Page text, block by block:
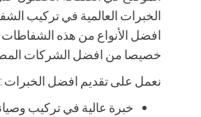
الخبرات العالمية في تركيب
افضل الأنواع من هذه الشفاطات
خصيصا من افضل الشركات
نعمل على تقديم افضل الخبرات :
خبرة عالية في تركيب